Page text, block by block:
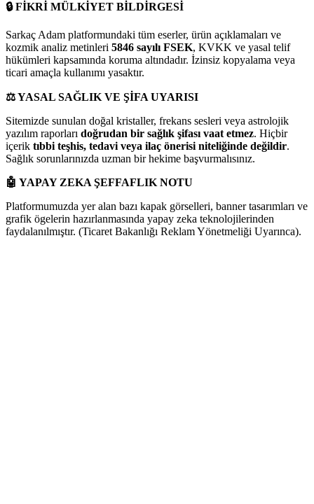
🔒FİKRİ MÜLKİYET BİLDİRGESİ
Sarkaç Adam platformundaki tüm eserler, ürün açıklamaları ve
kozmik analiz metinleri 5846 sayılı FSEK, KVKK ve yasal telif
hükümleri kapsamında koruma altındadır. İzinsiz kopyalama veya
ticari amaçla kullanımı yasaktır.
⚖️YASAL SAĞLIK VE ŞİFA UYARISI
Sitemizde sunulan doğal kristaller, frekans sesleri veya astrolojik
yazılım raporları doğrudan bir sağlık şifası vaat etmez. Hiçbir
içerik tıbbi teşhis, tedavi veya ilaç önerisi niteliğinde değildir.
Sağlık sorunlarınızda uzman bir hekime başvurmalısınız.
🤖 YAPAY ZEKA ŞEFFAFLIK NOTU
Platformumuzda yer alan bazı kapak görselleri, banner tasarımları ve
grafik ögelerin hazırlanmasında yapay zeka teknolojilerinden
faydalanılmıştır. (Ticaret Bakanlığı Reklam Yönetmeliği Uyarınca).